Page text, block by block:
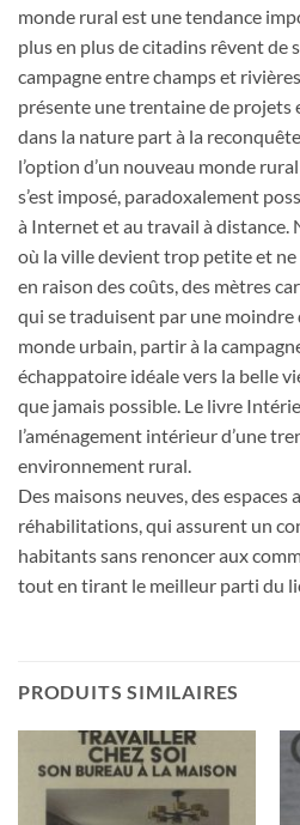
monde rural est une tendance
plus en plus de citadins rêvent de
campagne entre champs et
présente une trentaine de
dans la nature part à la reconquête
l’option d’un nouveau monde
s’est imposé, paradoxalement
à Internet et au travail à distance.
où la ville devient trop petite et
en raison des coûts, des mètres
qui se traduisent par une moindre
monde urbain, partir à la
échappatoire idéale vers la belle
que jamais possible. Le livre
l’aménagement intérieur d’une
environnement rural.
Des maisons neuves, des espaces
réhabilitations, qui assurent un
habitants sans renoncer aux
tout en tirant le meilleur parti du
PRODUITS SIMILAIRES